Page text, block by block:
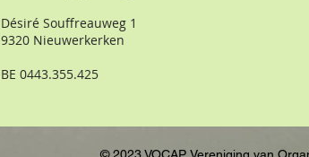
Désiré Souffreauweg 1
9320 Nieuwerkerken
BE 0443.355.425